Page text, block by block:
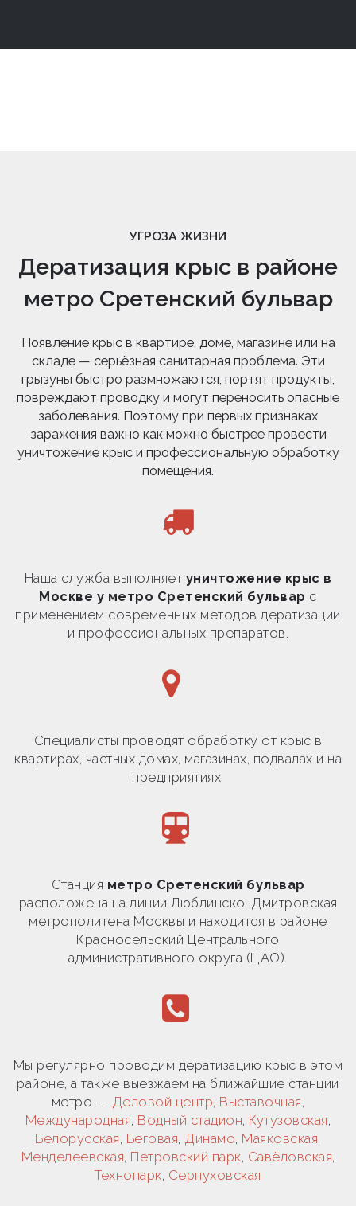
УГРОЗА ЖИЗНИ
Дератизация крыс в районе
метро Сретенский бульвар
Появление крыс в квартире, доме, магазине или на
складе — серьёзная санитарная проблема. Эти
грызуны быстро размножаются, портят продукты,
повреждают проводку и могут переносить опасные
заболевания. Поэтому при первых признаках
заражения важно как можно быстрее провести
уничтожение крыс и профессиональную обработку
помещения.
Наша служба выполняет уничтожение крыс в
Москве у метро Сретенский бульвар с
применением современных методов дератизации
и профессиональных препаратов.
Специалисты проводят обработку от крыс в
квартирах, частных домах, магазинах, подвалах и на
предприятиях.
Станция метро Сретенский бульвар
расположена на линии Люблинско-Дмитровская
метрополитена Москвы и находится в районе
Красносельский Центрального
административного округа (ЦАО).
Мы регулярно проводим дератизацию крыс в этом
районе, а также выезжаем на ближайшие станции
метро — Деловой центр, Выставочная,
Международная, Водный стадион, Кутузовская,
Белорусская, Беговая, Динамо, Маяковская,
Менделеевская, Петровский парк, Савёловская,
Технопарк, Серпуховская